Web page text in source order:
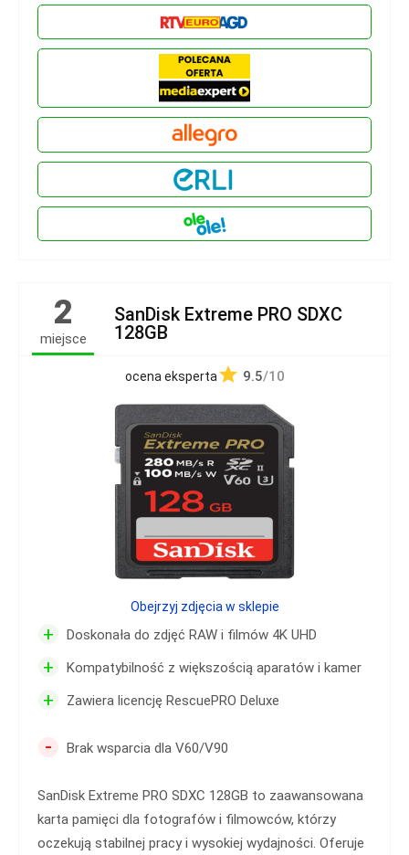
2
miejsce
SanDisk Extreme PRO SDXC
128GB
ocena eksperta 9.5/10
+ Doskonała do zdjęć RAW i filmów 4K UHD
+ Kompatybilność z większością aparatów i kamer
+ Zawiera licencję RescuePRO Deluxe
- Brak wsparcia dla V60/V90
SanDisk Extreme PRO SDXC 128GB to zaawansowana
karta pamięci dla fotografów i filmowców, którzy
oczekują stabilnej pracy i wysokiej wydajności. Oferuje
Obejrzyj zdjęcia w sklepie